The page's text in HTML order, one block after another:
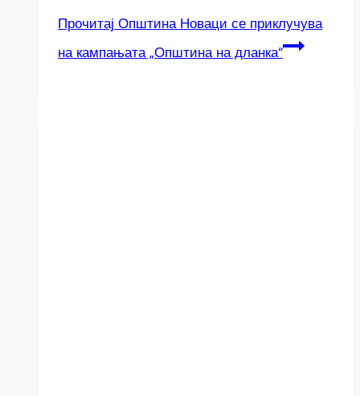
Прочитај Општина Новаци се приклучува
на кампањата „Општина на дланка“